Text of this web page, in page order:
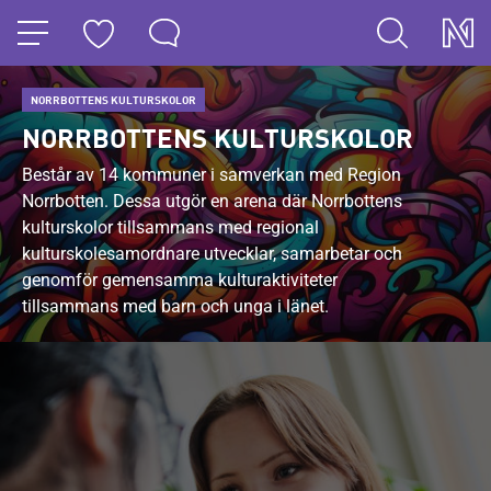
HOPPA TILL NAVIGERINGEN
HOPPA TILL INNEHÅLLET
V
Ä
L
K
O
M
M
E
N
L
NORRBOTTENS KULTURSKOLOR
NORRBOTTENS KULTURSKOLOR
Består av 14 kommuner i samverkan med Region
Norrbotten. Dessa utgör en arena där Norrbottens
kulturskolor tillsammans med regional
kulturskolesamordnare utvecklar, samarbetar och
genomför gemensamma kulturaktiviteter
tillsammans med barn och unga i länet.